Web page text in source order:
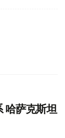
哈萨克斯坦